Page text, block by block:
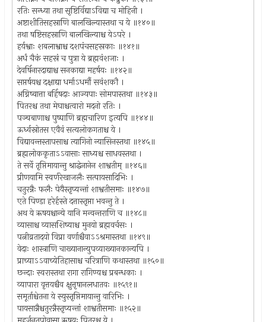
रतिः सन्ध्या तथा सृष्टिर्विद्याऽविद्या च मोहिनी ।
अष्टाशीतिसहस्राणि बालखिल्यास्तथा च ये ॥१४०॥
तथा षष्टिसहस्राणि बालखिल्याश्च येऽपरे ।
हर्यश्वाः शबलाश्वाश्च दशपंचसहस्रकाः ॥१४१॥
अर्धं चैकं सहस्रं च पुत्रा ये ब्रह्मवंशजाः ।
देवर्षिनारदाद्याश्च सनकाद्या महर्षयः ॥१४२॥
सप्तर्षयश्च दक्षाद्या धर्माऽधर्मौ सवंशकौ ।
अग्निष्वात्ता बर्हिषदाः आज्यपाः सोमपास्तथा ॥१४३॥
पितरश्च तथा मेघाश्चत्वारो मदनो रतिः ।
पञ्चबाणाश्च पुष्पाणि ब्रह्मचारिण इत्यपि ॥१४४॥
ऊर्ध्वस्रोतस एवैवं सत्यलोकगताश्च ये ।
विद्यावन्तस्तापसाश्च त्यागिनो न्यासिनस्तथा ॥१४५॥
ब्रह्मलोककृताऽऽवासाः साध्यश्च साधवस्तथा ।
ते सर्वे तृप्तिमायान्तु श्राद्धेनानेन शाश्वतीम् ॥१४६॥
प्रीणयामि स्वर्णरेखाजलैः सत्पायसादिभिः ।
चतुरन्नैः फलैः पेयैस्तृप्यन्तां शाश्वतीसमाः ॥१४७॥
एते पिण्डा हरेर्हस्ते दत्तास्तृप्ता भवन्तु ते ।
अथ ये ऋषयश्चान्ये यानि मन्वन्तराणि च ॥१४८॥
व्यासाश्च व्यासशिष्याश्च मुनयो ब्रह्मवर्चसः ।
पत्नीव्रतादयो विप्रा वर्णाश्चैवाऽऽश्रमास्तथा ॥१४९॥
वेदाः शास्त्राणि चाख्यानान्युपव्याख्यानकान्यपि ।
प्राच्याऽऽवाच्येतिहासाश्च चरित्राणि कथास्तथा ॥१५०॥
छन्दाः स्वरास्तथा रागा रागिण्यश्च प्रबन्धकाः ।
व्यापारा वृत्तयश्चैव क्षुत्तृषानलधातवः ॥१५९१॥
समूर्ताश्चेतना ये स्युस्तृप्तिमायान्तु वारिभिः ।
पायसान्नैश्चतुरन्नैस्तृप्यन्तां शाश्वतीसमाः ॥१५२॥